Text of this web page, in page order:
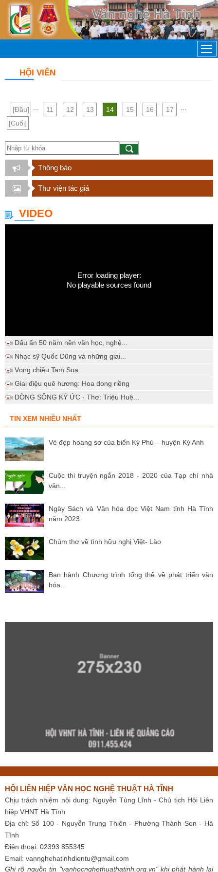
HỘI VIÊN
[Đầu] ... 11 12 13 14 15 16 17
...
[Cuối]
Thông báo
Thư viện tác giả
VIDEO
Error loading player:
No playable sources found
Dấu ấn 50 năm nền văn học, nghệ...
Nhạc sỹ Quốc Dũng và những giai...
Vọng chiều Tam Soa
Giai điệu quê hương: Hoa dong riềng
DÒNG SÔNG KÝ ỨC - Thơ: Triệu Huệ...
TIN XEM NHIỀU NHẤT
Vẻ đẹp hoang sơ của biển Kỳ Phú – huyện Kỳ Anh
Cuộc thi truyện ngắn 2018 - 2020 của Tạp chí nhà
văn...
Ngày Sách và Văn hóa đọc Việt Nam tỉnh Hà Tĩnh
năm 2023
Chùm thơ về tình hữu nghị Việt- Lào
Ban hành Chương trình tổng thể về phát triển văn
hóa...
HỘI LIÊN HIỆP VĂN HỌC NGHỆ THUẬT HÀ TĨNH
Chịu trách nhiệm nội dung: Nguyễn Tùng Lĩnh - Chủ tịch Hội Liên
hiệp VHNT Hà Tĩnh
Địa chỉ: Số 100 - Nguyễn Trung Thiên - Phường Thành Sen - Hà
Tĩnh
Điện thoại: 02393 855345
Email: vannghehatinhdientu@gmail.com
Ghi rõ nguồn tin "vanhocnghethuathatinh.org.vn" khi phát hành lại